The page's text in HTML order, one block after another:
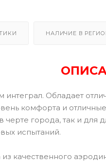
НАЛИЧИЕ В
интеграл. Обладает
комфорта и
города, так и для
испытаний.
качественного